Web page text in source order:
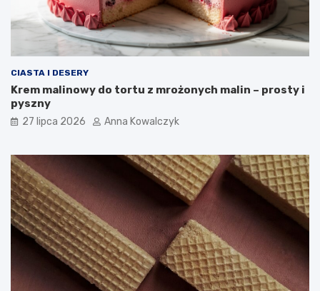
CIASTA I DESERY
Krem malinowy do tortu z mrożonych malin – prosty i
pyszny
27 lipca 2026 Anna Kowalczyk